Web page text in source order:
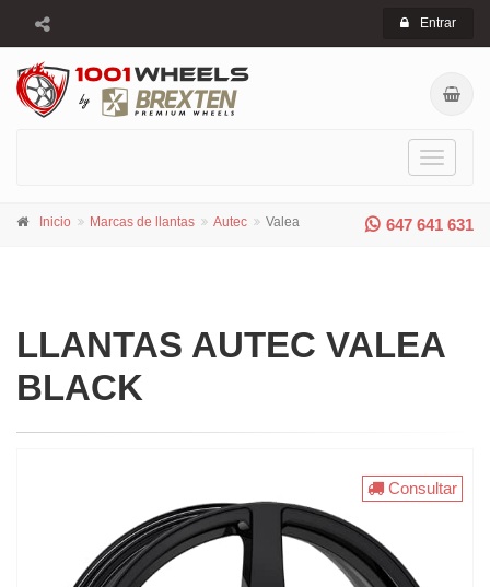
Entrar
Toggle
647 641 631
Inicio Marcas de llantas Autec Valea
LLANTAS AUTEC VALEA
BLACK
Consultar